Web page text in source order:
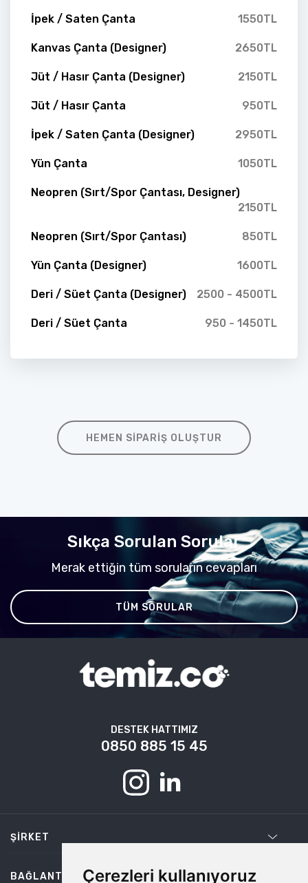
Çerezleri kullanıyoruz
İpek / Saten Çanta 1550TL
Kanvas Çanta (Designer) 2650TL
Jüt / Hasır Çanta (Designer) 2150TL
Jüt / Hasır Çanta 950TL
İpek / Saten Çanta (Designer) 2950TL
Yün Çanta 1050TL
Neopren (Sırt/Spor Çantası, Designer)
2150TL
Neopren (Sırt/Spor Çantası) 850TL
Yün Çanta (Designer) 1600TL
Deri / Süet Çanta (Designer) 2500 - 4500TL
Deri / Süet Çanta 950 - 1450TL
HEMEN SIPARIŞ OLUŞTUR
Sıkça Sorulan Sorular
Merak ettiğin tüm soruların cevapları
TÜM SORULAR
DESTEK HATTIMIZ
0850 885 15 45
ŞIRKET
BAĞLANTILAR